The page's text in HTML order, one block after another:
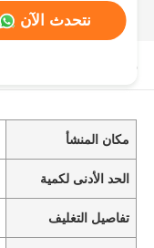
نتحدث الآن
منتوج وصف
مكان المنشأ
الحد الأدنى لكمية
تفاصيل التغليف